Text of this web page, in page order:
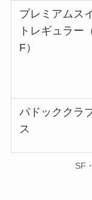
プレミアムス
トレギュラー
F）
パドッククラ
ス
SF